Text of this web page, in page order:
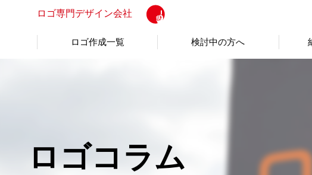
ロゴ専門デザイン会社
ロゴ作成一覧 検討中の方へ
ロゴコラム